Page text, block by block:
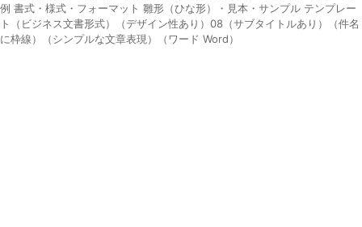
例 書式・様式・フォーマット 雛形（ひな形）・見本・サンプル テンプレー
ト（ビジネス文書形式）（デザイン性あり）08（サブタイトルあり）（件名
に枠線）（シンプルな文章表現）（ワード Word）